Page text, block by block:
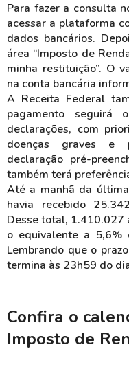
Para fazer a consulta
acessar a plataforma
dados bancários.
área “Imposto de
minha restituição”. O
na conta bancária
A Receita Federal
pagamento seguirá
declarações, com
doenças graves e
declaração pré-
também terá
Até a manhã da
havia recebido
Desse total, 1.410.027
o equivalente a 5,6%
Lembrando que o
termina às 23h59 do
Confira o
Imposto de